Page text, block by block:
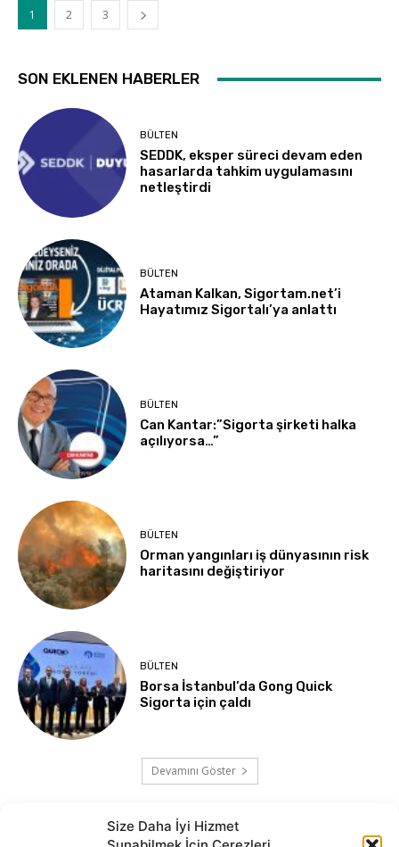
Size Daha İyi Hizmet
1 2 3
SON EKLENEN HABERLER
BÜLTEN
SEDDK, eksper süreci devam eden
hasarlarda tahkim uygulamasını
netleştirdi
BÜLTEN
Ataman Kalkan, Sigortam.net’i
Hayatımız Sigortalı’ya anlattı
BÜLTEN
Can Kantar:”Sigorta şirketi halka
açılıyorsa…”
BÜLTEN
Orman yangınları iş dünyasının risk
haritasını değiştiriyor
BÜLTEN
Borsa İstanbul’da Gong Quick
Sigorta için çaldı
Devamını Göster